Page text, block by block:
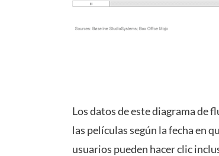
Los datos de este diagrama de
las películas según la fecha en
usuarios pueden hacer clic